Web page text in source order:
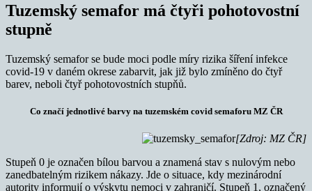
Tuzemský semafor má čtyři pohotovostní
stupně
Tuzemský semafor se bude moci podle míry rizika šíření infekce
covid-19 v daném okrese zabarvit, jak již bylo zmíněno do čtyř
barev, neboli čtyř pohotovostních stupňů.
Co značí jednotlivé barvy na tuzemském covid semaforu MZ ČR
[Zdroj: MZ ČR]
Stupeň 0 je označen bílou barvou a znamená stav s nulovým nebo
zanedbatelným rizikem nákazy. Jde o situace, kdy mezinárodní
autority informují o výskytu nemoci v zahraničí. Stupeň 1, označený